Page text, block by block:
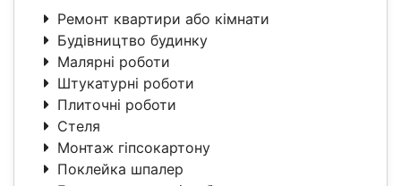
Ремонт квартири або кімнати
Будівництво будинку
Малярні роботи
Штукатурні роботи
Плиточні роботи
Стеля
Монтаж гіпсокартону
Поклейка шпалер